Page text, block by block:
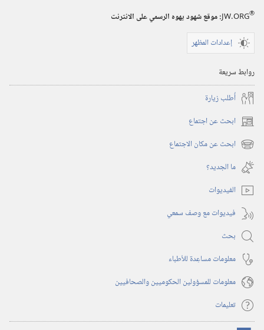
JW.ORG®
:‏ موقع شهود يهوه الرسمي على الانترنت
إعدادات المظهر
روابط سريعة
أُطلب زيارة
ابحث عن اجتماع (يفتح
نافذة
جديدة)
ابحث عن مكان الاجتماع (يفتح
نافذة
جديدة)
ما الجديد؟‏
الفيديوات
فيديوات مع وصف سمعي
بحث
معلومات مساعِدة للأطباء
معلومات للمسؤولين الحكوميين والصحافيين
تعليمات